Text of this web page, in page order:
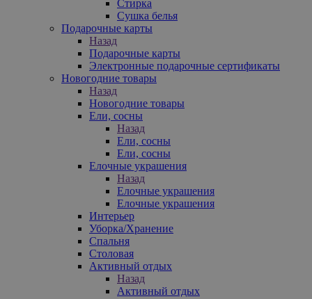
Стирка
Сушка белья
Подарочные карты
Назад
Подарочные карты
Электронные подарочные сертификаты
Новогодние товары
Назад
Новогодние товары
Ели, сосны
Назад
Ели, сосны
Ели, сосны
Елочные украшения
Назад
Елочные украшения
Елочные украшения
Интерьер
Уборка/Хранение
Спальня
Столовая
Активный отдых
Назад
Активный отдых